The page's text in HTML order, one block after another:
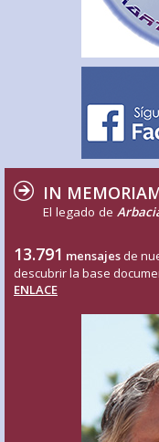
IN
El legado de
13.791 mensajes de
descubrir la base
ENLACE